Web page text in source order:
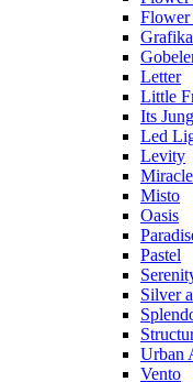
Flower
Grafika
Letter
Little
Its
Led
Levity
Miracle
Misto
Oasis
Pastel
Silver
Urban
Vento